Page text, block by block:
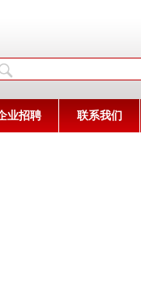
业招聘 联系我们